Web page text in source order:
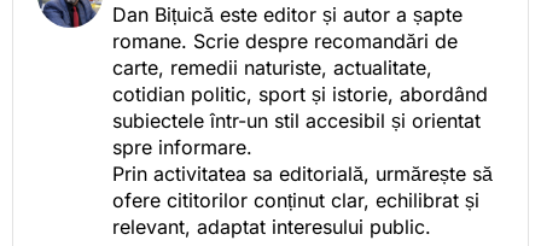
Dan Bițuică este editor și autor a șapte
romane. Scrie despre recomandări de
carte, remedii naturiste, actualitate,
cotidian politic, sport și istorie, abordând
subiectele într-un stil accesibil și orientat
spre informare.
Prin activitatea sa editorială, urmărește să
ofere cititorilor conținut clar, echilibrat și
relevant, adaptat interesului public.